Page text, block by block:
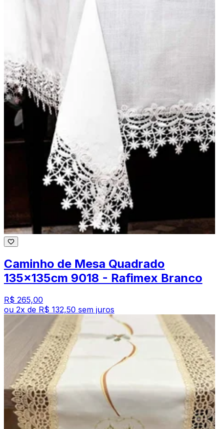
Caminho de Mesa Quadrado
135x135cm 9018 - Rafimex Branco
R$ 265,00
ou 2x de R$ 132,50 sem juros